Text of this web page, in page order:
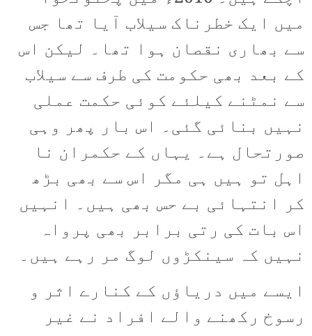
میں ایک خطرناک سیلاب آیا تھا جس
سے بھاری نقصان ہوا تھا۔ لیکن اس
کے بعد بھی حکومت کی طرف سے سیلاب
سے نمٹنے کیلئے کوئی حکمت عملی
نہیں بنائی گئی۔ اس بار پھر وہی
صورتحال ہے۔ یہاں کے حکمران نا
اہل تو ہیں ہی مگر اس سے بھی بڑھ
کر انتہائی بے حس بھی ہیں۔ انہیں
اس بات کی رتی برابر بھی پرواہ
نہیں کہ سینکڑوں لوگ مر رہے ہیں۔
ایسے میں دریاؤں کے کنارے اثر و
رسوخ رکھنے والے افراد نے غیر